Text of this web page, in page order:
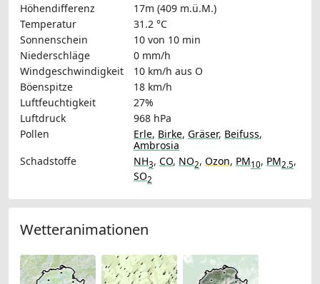
Höhendifferenz
17m (409 m.ü.M.)
Temperatur
31.2 °C
Sonnenschein
10 von 10 min
Niederschläge
0 mm/h
Windgeschwindigkeit
10 km/h aus O
Böenspitze
18 km/h
Luftfeuchtigkeit
27%
Luftdruck
968 hPa
Pollen
Erle, Birke, Gräser, Beifuss,
Ambrosia
Schadstoffe
NH3, CO, NO2, Ozon, PM10, PM2.5,
SO2
Wetteranimationen